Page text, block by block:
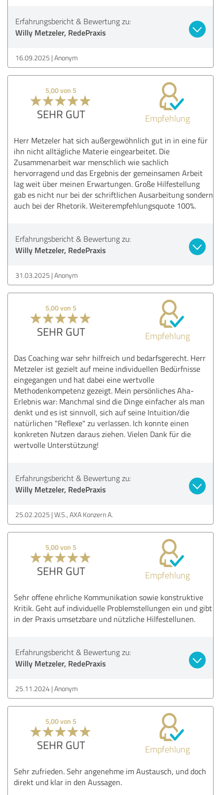
Erfahrungsbericht & Bewertung zu:
Willy Metzeler, RedePraxis
16.09.2025 Anonym
5,00 von 5
SEHR GUT Empfehlung
Herr Metzeler hat sich außergewöhnlich gut in in eine für
ihn nicht alltägliche Materie eingearbeitet. Die
Zusammenarbeit war menschlich wie sachlich
hervorragend und das Ergebnis der gemeinsamen Arbeit
lag weit über meinen Erwartungen. Große Hilfestellung
gab es nicht nur bei der schriftlichen Ausarbeitung sondern
auch bei der Rhetorik. Weiterempfehlungsquote 100%.
Erfahrungsbericht & Bewertung zu:
Willy Metzeler, RedePraxis
31.03.2025 Anonym
5,00 von 5
SEHR GUT Empfehlung
Das Coaching war sehr hilfreich und bedarfsgerecht. Herr
Metzeler ist gezielt auf meine individuellen Bedürfnisse
eingegangen und hat dabei eine wertvolle
Methodenkompetenz gezeigt. Mein persönliches Aha-
Erlebnis war: Manchmal sind die Dinge einfacher als man
denkt und es ist sinnvoll, sich auf seine Intuition/die
natürlichen "Reflexe" zu verlassen. Ich konnte einen
konkreten Nutzen daraus ziehen. Vielen Dank für die
wertvolle Unterstützung!
Erfahrungsbericht & Bewertung zu:
Willy Metzeler, RedePraxis
25.02.2025 W.S., AXA Konzern A.
5,00 von 5
SEHR GUT Empfehlung
Sehr offene ehrliche Kommunikation sowie konstruktive
Kritik. Geht auf individuelle Problemstellungen ein und gibt
in der Praxis umsetzbare und nützliche Hilfestellunen.
Erfahrungsbericht & Bewertung zu:
Willy Metzeler, RedePraxis
25.11.2024 Anonym
5,00 von 5
SEHR GUT Empfehlung
Sehr zufrieden. Sehr angenehme im Austausch, und doch
direkt und klar in den Aussagen.